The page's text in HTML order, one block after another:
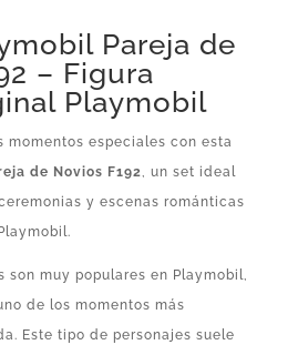
Pareja de
– Figura
Playmobil
momentos especiales con esta
de Novios F192
, un set ideal
y escenas románticas
son muy populares en Playmobil,
de los momentos más
Este tipo de personajes suele